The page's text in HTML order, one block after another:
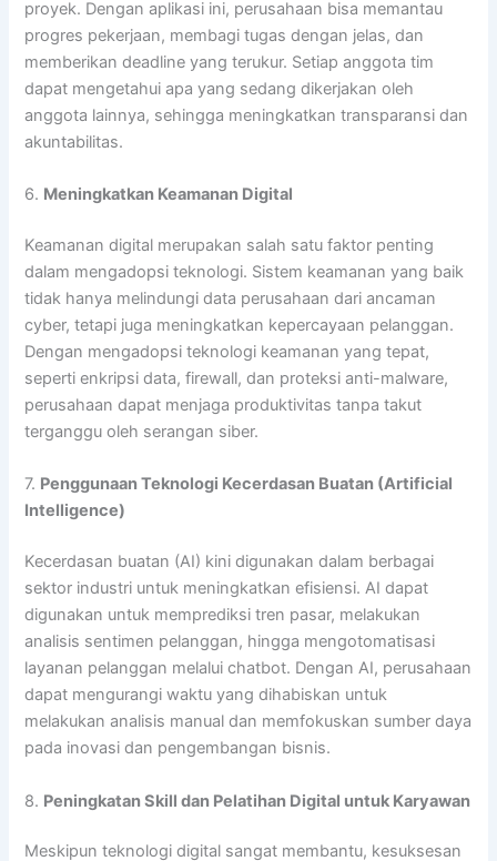
proyek. Dengan aplikasi ini, perusahaan bisa memantau
progres pekerjaan, membagi tugas dengan jelas, dan
memberikan deadline yang terukur. Setiap anggota tim
dapat mengetahui apa yang sedang dikerjakan oleh
anggota lainnya, sehingga meningkatkan transparansi dan
akuntabilitas.
6. Meningkatkan Keamanan Digital
Keamanan digital merupakan salah satu faktor penting
dalam mengadopsi teknologi. Sistem keamanan yang baik
tidak hanya melindungi data perusahaan dari ancaman
cyber, tetapi juga meningkatkan kepercayaan pelanggan.
Dengan mengadopsi teknologi keamanan yang tepat,
seperti enkripsi data, firewall, dan proteksi anti-malware,
perusahaan dapat menjaga produktivitas tanpa takut
terganggu oleh serangan siber.
7. Penggunaan Teknologi Kecerdasan Buatan (Artificial
Intelligence)
Kecerdasan buatan (AI) kini digunakan dalam berbagai
sektor industri untuk meningkatkan efisiensi. AI dapat
digunakan untuk memprediksi tren pasar, melakukan
analisis sentimen pelanggan, hingga mengotomatisasi
layanan pelanggan melalui chatbot. Dengan AI, perusahaan
dapat mengurangi waktu yang dihabiskan untuk
melakukan analisis manual dan memfokuskan sumber daya
pada inovasi dan pengembangan bisnis.
8. Peningkatan Skill dan Pelatihan Digital untuk Karyawan
Meskipun teknologi digital sangat membantu, kesuksesan